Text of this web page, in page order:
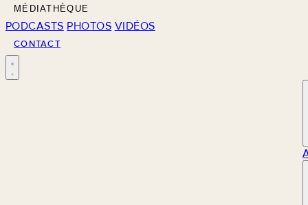
MÉDIATHÈQUE
PODCASTS PHOTOS VIDÉOS
CONTACT